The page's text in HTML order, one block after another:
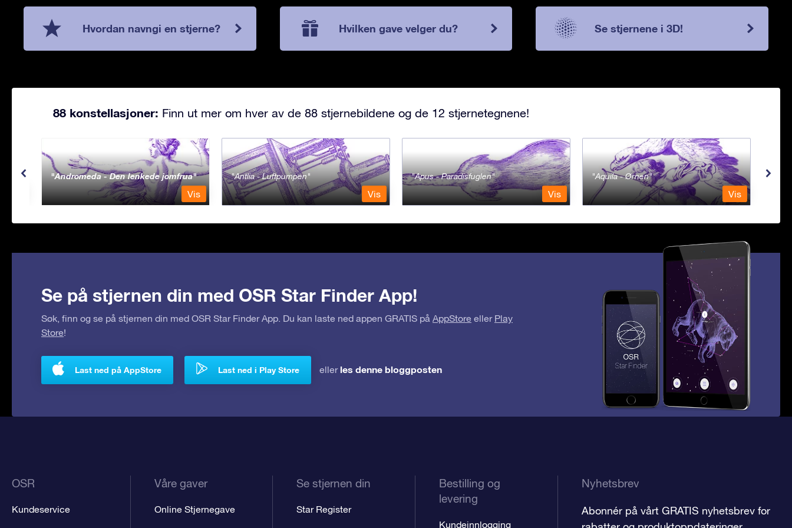
Hvordan navngi en stjerne? Hvilken gave velger du? Se stjernene i 3D!
88 konstellasjoner: Finn ut mer om hver av de 88 stjernebildene og de 12 stjernetegnene!
Andromeda - Den lenkede jomfrua
Vis
Antlia - Luftpumpen
Vis
Apus - Paradisfuglen
Vis
Aquila - Ørnen
Vis
Se på stjernen din med OSR Star Finder App!
Søk, finn og se på stjernen din med OSR Star Finder App. Du kan laste ned appen GRATIS på AppStore eller Play
Store!
Last ned på AppStore Last ned i Play Store eller les denne bloggposten
OSR
Kundeservice
Våre gaver
Online Stjernegave
Se stjernen din
Star Register
Bestilling og
levering
Kundeinnlogging
Nyhetsbrev
Abonnér på vårt GRATIS nyhetsbrev for